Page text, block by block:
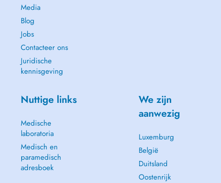
Media
Blog
Jobs
Contacteer ons
Juridische
kennisgeving
Nuttige links
Medische
laboratoria
Medisch en
paramedisch
adresboek
We zijn
aanwezig
Luxemburg
België
Duitsland
Oostenrijk